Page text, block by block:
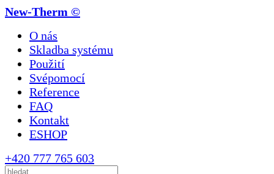
New-Therm ©
O nás
Skladba systému
Použití
Svépomocí
Reference
FAQ
Kontakt
ESHOP
+420 777 765 603